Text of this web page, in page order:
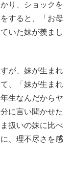
り、ショックを
すると、「お母
いた妹が羨まし
が、妹が生まれ
、「妹が生まれ
生なんだからヤ
に言い聞かせた
扱いの妹に比べ
、理不尽さを感